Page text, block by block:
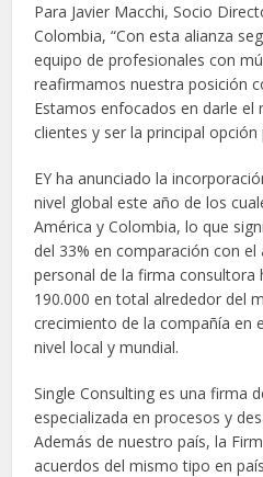
Para Javier Macchi, Socio
Colombia, “Con esta alianza
equipo de profesionales con
reafirmamos nuestra posición
Estamos enfocados en darle
clientes y ser la principal
EY ha anunciado la
nivel global este año de los
América y Colombia, lo que
del 33% en comparación con
personal de la firma consultora
190.000 en total alrededor del
crecimiento de la compañía en
nivel local y mundial.
Single Consulting es una firma
especializada en procesos y
Además de nuestro país, la
acuerdos del mismo tipo en